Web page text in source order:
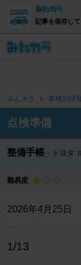
記事を保存し
みんカラ 車種別情
点検準備
整備手帳 トヨタ
難易度
2026年4月25日
1/13